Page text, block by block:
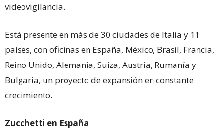
videovigilancia.
Está presente en más de 30 ciudades de Italia y 11
países, con oficinas en España, México, Brasil, Francia,
Reino Unido, Alemania, Suiza, Austria, Rumanía y
Bulgaria, un proyecto de expansión en constante
crecimiento.
Zucchetti en España